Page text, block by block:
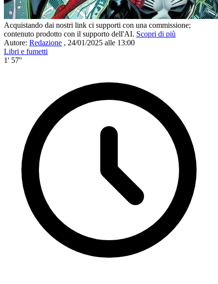
Acquistando dai nostri link ci supporti con una commissione;
contenuto prodotto con il supporto dell'AI. Scopri di più
Autore: Redazione , 24/01/2025 alle 13:00
Libri e fumetti
1' 57''